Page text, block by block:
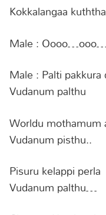
Kokkalangaa
Male :
Male : Palti pakkura
Vudanum palthu
Worldu mothamum
Vudanum pisthu..
Pisuru kelappi perla
Vudanum palthu…